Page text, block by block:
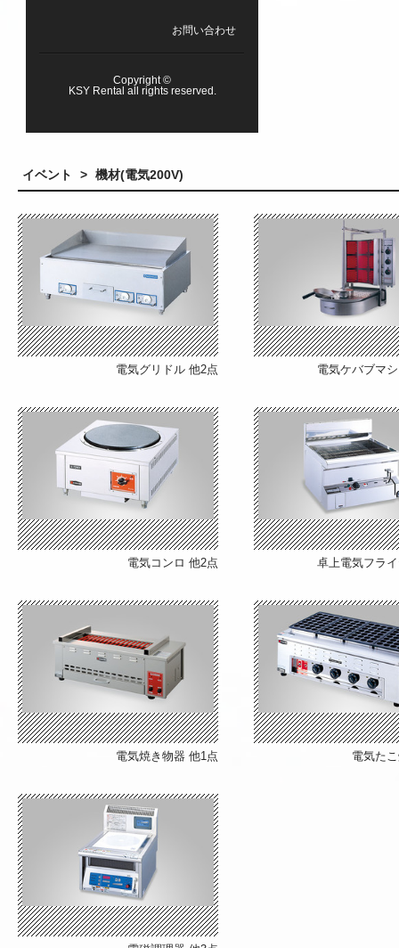
お問い合わせ
Copyright ©
KSY Rental all rights reserved.
イベント > 機材(電気200V)
電気グリドル 他2点 電気ケバブマ
電気コンロ 他2点 卓上電気フラ
電気焼き物器 他1点 電気た